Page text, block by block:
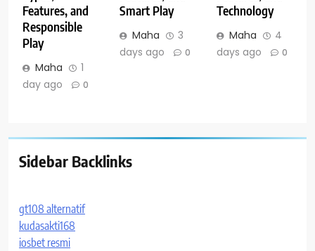
Features, and
Responsible
Play
Maha
1
day ago
0
Smart Play
Maha
3
days ago
0
Technology
Maha
4
days ago
0
Sidebar Backlinks
gt108 alternatif
kudasakti168
iosbet resmi